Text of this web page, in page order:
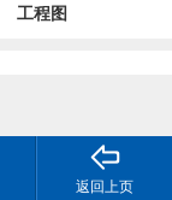
工程图
返回上页